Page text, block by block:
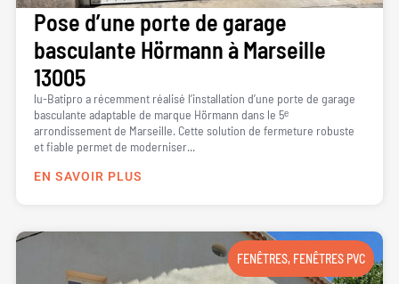
Pose d’une porte de garage
basculante Hörmann à Marseille
13005
lu-Batipro a récemment réalisé l’installation d’une porte de garage
basculante adaptable de marque Hörmann dans le 5ᵉ
arrondissement de Marseille. Cette solution de fermeture robuste
et fiable permet de moderniser...
EN SAVOIR PLUS
FENÊTRES, FENÊTRES PVC